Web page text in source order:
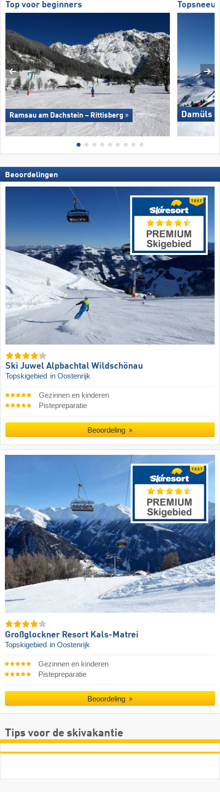
Top voor beginners
Ramsau am Dachstein – Rittisberg Damüls
Beoordelingen
Ski Juwel Alpbachtal Wildschönau
Topskigebied in Oostenrijk
Gezinnen en kinderen
Pistepreparatie
Beoordeling
Großglockner Resort Kals-Matrei
Topskigebied in Oostenrijk
Gezinnen en kinderen
Pistepreparatie
Beoordeling
Tips voor de skivakantie